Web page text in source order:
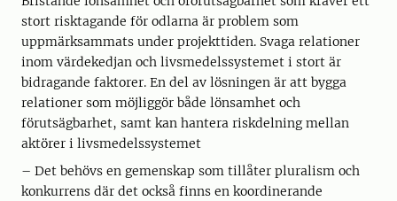
stort risktagande för odlarna är problem som
uppmärksammats under projekttiden. Svaga relationer
inom värdekedjan och livsmedelssystemet i stort är
bidragande faktorer. En del av lösningen är att bygga
relationer som möjliggör både lönsamhet och
förutsägbarhet, samt kan hantera riskdelning mellan
aktörer i livsmedelssystemet
– Det behövs en gemenskap som tillåter pluralism och
konkurrens där det också finns en koordinerande